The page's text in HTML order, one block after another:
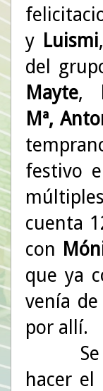
y Luismi
del
Mayte,
Mª,
festivo
cuenta
con
que ya
venía
por allí.
Se
hacer el